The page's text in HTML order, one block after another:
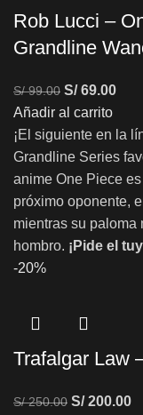
Rob Lucci –
Grandline
S/99.00 S/69.00
Añadir al carrito
¡El siguiente en la
Grandline Series
anime One Piece
próximo oponente,
mientras su paloma
hombro. ¡Pide el
-20%
Trafalgar Law
S/250.00 S/200.00